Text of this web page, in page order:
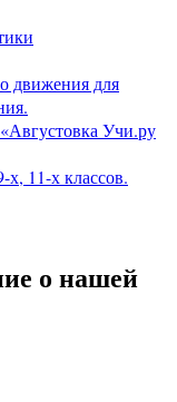
движения для
Учи.ру
х, 11-х классов.
о нашей